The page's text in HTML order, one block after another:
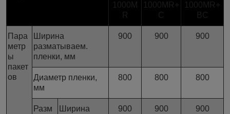
1000M
R
1000MR+
C
1000MR+
BC
Пара
метр
ы
пакет
ов
Ширина
разматываем.
пленки, мм
900 900 900
Диаметр пленки,
мм
800 800 800
Разм
Ширина 900 900 900